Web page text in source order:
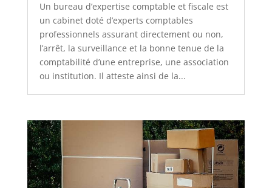
Un bureau d’expertise comptable et fiscale est
un cabinet doté d’experts comptables
professionnels assurant directement ou non,
l’arrêt, la surveillance et la bonne tenue de la
comptabilité d’une entreprise, une association
ou institution. Il atteste ainsi de la...